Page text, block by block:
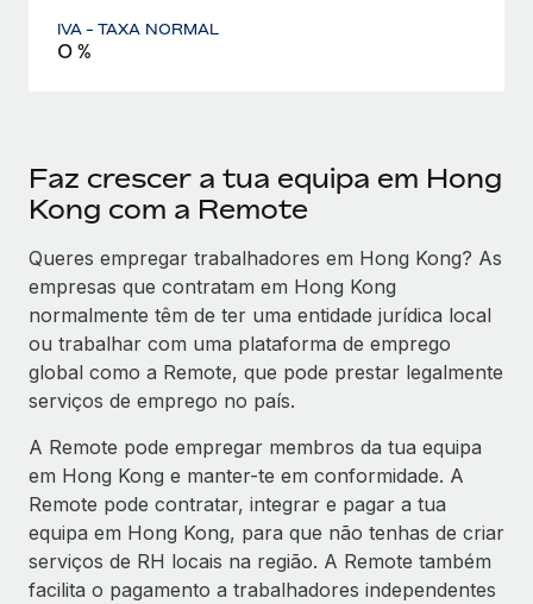
IVA - TAXA NORMAL
0 %
Faz crescer a tua equipa em Hong
Kong com a Remote
Queres empregar trabalhadores em Hong Kong? As
empresas que contratam em Hong Kong
normalmente têm de ter uma entidade jurídica local
ou trabalhar com uma plataforma de emprego
global como a Remote, que pode prestar legalmente
serviços de emprego no país.
A Remote pode empregar membros da tua equipa
em Hong Kong e manter-te em conformidade. A
Remote pode contratar, integrar e pagar a tua
equipa em Hong Kong, para que não tenhas de criar
serviços de RH locais na região. A Remote também
facilita o pagamento a trabalhadores independentes